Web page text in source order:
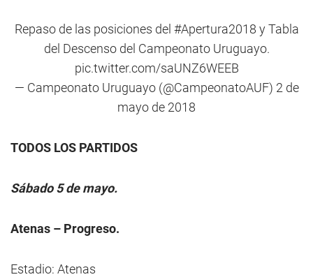
Repaso de las posiciones del #Apertura2018 y Tabla
del Descenso del Campeonato Uruguayo.
pic.twitter.com/saUNZ6WEEB
— Campeonato Uruguayo (@CampeonatoAUF) 2 de
mayo de 2018
TODOS LOS PARTIDOS
Sábado 5 de mayo.
Atenas – Progreso.
Estadio: Atenas